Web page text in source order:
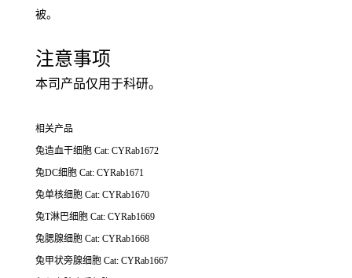
被。
注意事项
本司产品仅用于科研。
相关产品
兔造血干细胞 Cat: CYRab1672
兔DC细胞 Cat: CYRab1671
兔单核细胞 Cat: CYRab1670
兔T淋巴细胞 Cat: CYRab1669
兔腮腺细胞 Cat: CYRab1668
兔甲状旁腺细胞 Cat: CYRab1667